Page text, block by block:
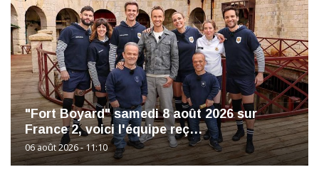
"Fort Boyard" samedi 8 août 2026 sur
France 2, voici l'équipe reç…
06 août 2026 - 11:10